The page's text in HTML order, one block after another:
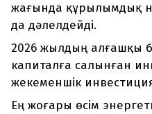
жағында құрылымдық
да дәлелдейді.
2026 жылдың алғашқы
капиталға салынған
жекеменшік
Ең жоғары өсім